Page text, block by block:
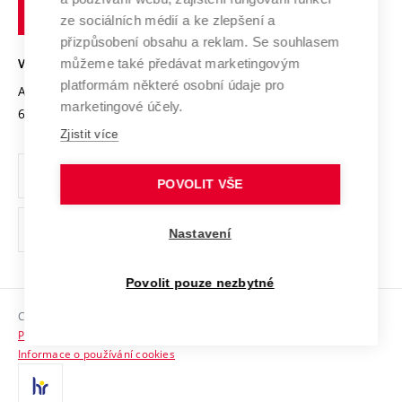
Open Science
Projekty
Projekty ze strukturálních fondů
Specifický výzkum
Mezinárodní dohody
Univerzitní sítě
Podnikavá univerzita / ContriBUTe
Bezpečná univerzita
Vyznamenání
Organizační struktura
Ochrana osobních údajů
odkaz)
Sociální bezpečí
HR Award
Kontakty
technické
Brně
VYSOKÉ UČENÍ TECHNICKÉ V BRNĚ
Antonínská 548/1
602 00 Brno
www.vut.cz
vut@vutbr.cz
Copyright © 2026 VUT
Prohlášení o přístupnosti
Informace o používání cookies
ze sociálních médií a ke zlepšení a
přizpůsobení obsahu a reklam. Se souhlasem
můžeme také předávat marketingovým
platformám některé osobní údaje pro
marketingové účely.
Zjistit více
POVOLIT VŠE
Nastavení
Povolit pouze nezbytné